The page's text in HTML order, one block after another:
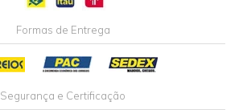
Formas de Entrega
Segurança e Certificação